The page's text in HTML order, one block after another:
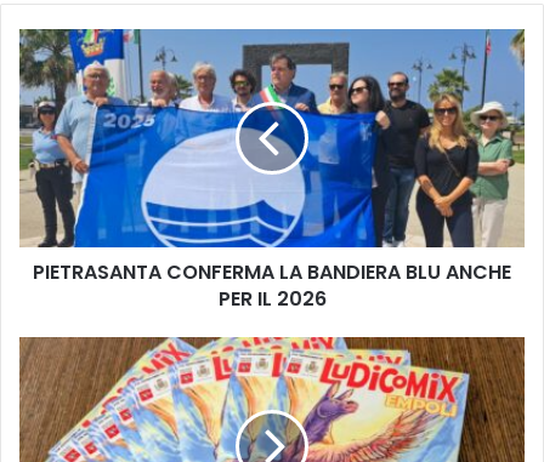
P
I
E
T
R
A
S
N
O
N
F
E
R
PIETRASANTA CONFERMA LA BANDIERA BLU ANCHE
PER IL 2026
E
M
P
O
L